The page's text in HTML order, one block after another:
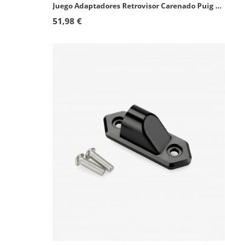
Juego Adaptadores Retrovisor Carenado Puig 20617Nx2 Aprilia RS 660 (21-24)
51,98 €